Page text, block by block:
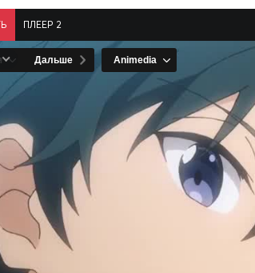
ПЛЕЕР 2